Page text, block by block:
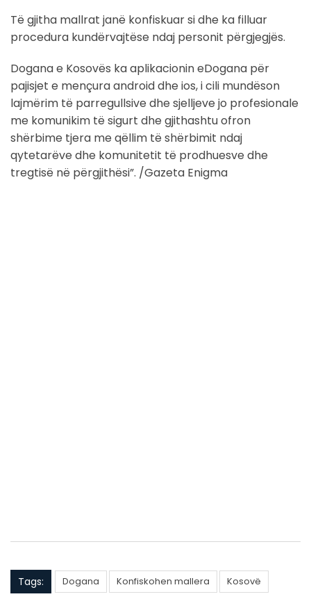
Të gjitha mallrat janë konfiskuar si dhe ka filluar
procedura kundërvajtëse ndaj personit përgjegjës.
Dogana e Kosovës ka aplikacionin eDogana për
pajisjet e mençura android dhe ios, i cili mundëson
lajmërim të parregullsive dhe sjelljeve jo profesionale
me komunikim të sigurt dhe gjithashtu ofron
shërbime tjera me qëllim të shërbimit ndaj
qytetarëve dhe komunitetit të prodhuesve dhe
tregtisë në përgjithësi”. /Gazeta Enigma
Tags: Dogana Konfiskohen mallera Kosovë